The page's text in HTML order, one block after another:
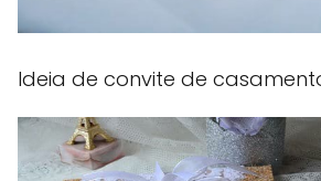
Ideia de convite de